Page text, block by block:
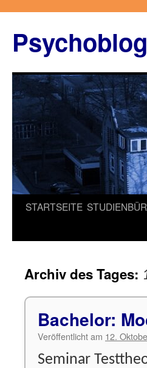
springen
Psychoblog
STARTSEITE
Archiv des Tages:
Bachelor:
Veröffentlicht am 12.
Seminar